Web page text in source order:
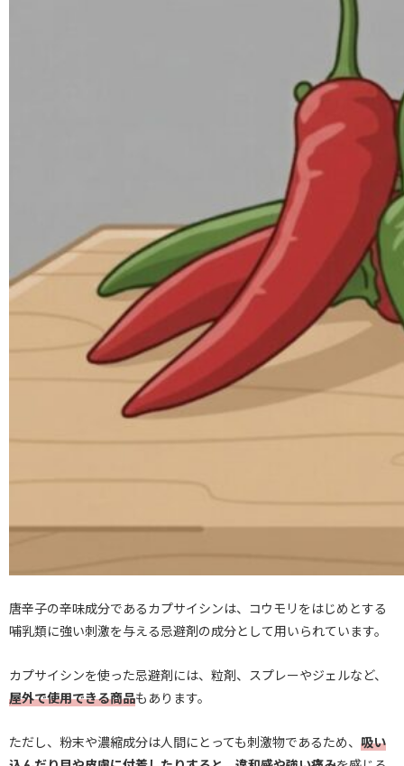
唐辛子の辛味成分であるカプサイシンは、コウモリをはじめとする
哺乳類に強い刺激を与える忌避剤の成分として用いられています。
カプサイシンを使った忌避剤には、粒剤、スプレーやジェルなど、
屋外で使用できる商品もあります。
ただし、粉末や濃縮成分は人間にとっても刺激物であるため、 吸い